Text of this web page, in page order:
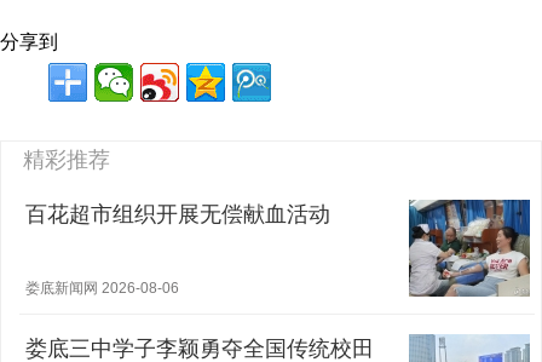
分享到
精彩推荐
百花超市组织开展无偿献血活动
娄底新闻网 2026-08-06
娄底三中学子李颖勇夺全国传统校田